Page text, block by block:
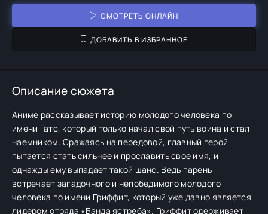
СМОТРЕТЬ ОНЛАЙН
ДОБАВИТЬ В ИЗБРАННОЕ
Описание сюжета
Аниме рассказывает историю молодого человека по
имени Гатс, который только начал свой путь воина и стал
наемником. Сражаясь на передовой, главный герой
пытается стать сильнее и прославить свое имя, и
однажды ему выпадает такой шанс. Ведь парень
встречает загадочного и непобедимого молодого
человека по имени Гриффит, который уже давно является
лидером отряда «Банда ястреба». Гриффит одерживает